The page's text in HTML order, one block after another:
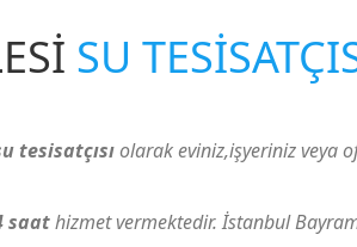
SU
tesisatçısıolarak eviniz,işyeriniz veya
saathizmet vermektedir. İstanbul